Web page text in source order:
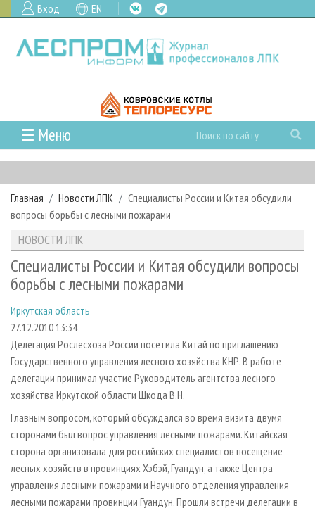
Вход EN
☰ Меню
ГЛАВНАЯ
РУБРИКИ И ТЕМЫ
РУБРИКИ ЖУРНАЛА
ЛЕСОЗАГОТОВКА
ЛЕСОПИЛЕНИЕ
СУШКА ДРЕВЕСИНЫ
ПРОИЗВОДСТВО ДРЕВЕСНЫХ ПЛИТ
ДЕРЕВЯННОЕ ДОМОСТРОЕНИЕ
ПРОИЗВОДСТВО МЕБЕЛИ
БИОЭНЕРГЕТИКА
ЦБП
ИНСТРУМЕНТ И МАТЕРИАЛЫ
НОВОСТИ
НОВОСТИ ЛПК
НОВОСТИ ЖУРНАЛА
ПРОЕКТЫ ЛПИ
АНАЛИТИКА
ПРЕДПРИЯТИЯ ЛПК
ПЕРСОНЫ
МОБИЛЬНЫЕ ВЫСТАВКИ
ОФИЦИАЛЬНЫЕ ДЕЛЕГАЦИИ
ПРИОРИТЕТНЫЕ ИНВЕСТПРОЕКТЫ
RUSSIAN FORESTRY REVIEW
ГАЗЕТА ЛЕСПРОМФОРУМ
БИБЛИОТЕКА СПЕЦИАЛИСТА
АРХИВ ЖУРНАЛОВ
СТАТЬИ
О ЖУРНАЛЕ
ПОДПИСКА
КОНТАКТЫ
РЕКЛАМОДАТЕЛЯМ
РЕКЛАМА
РЕКЛАМА НА САЙТЕ
Главная Новости ЛПК
Специалисты России и Китая обсудили
вопросы борьбы с лесными пожарами
НОВОСТИ ЛПК
Специалисты России и Китая обсудили вопросы
борьбы с лесными пожарами
Иркутская область
27.12.2010 13:34
Делегация Рослесхоза России посетила Китай по приглашению
Государственного управления лесного хозяйства КНР. В работе
делегации принимал участие Руководитель агентства лесного
хозяйства Иркутской области Шкода В.Н.
Главным вопросом, который обсуждался во время визита двумя
сторонами был вопрос управления лесными пожарами. Китайская
сторона организовала для российских специалистов посещение
лесных хозяйств в провинциях Хэбэй, Гуандун, а также Центра
управления лесными пожарами и Научного отделения управления
лесными пожарами провинции Гуандун. Прошли встречи делегации в